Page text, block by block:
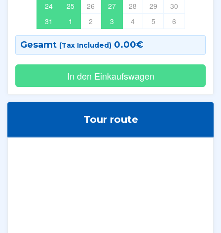
24
25 26 27 28 29
30
31
1 2 3 4 5 6
Gesamt (Tax Included) 0.00€
Tour route